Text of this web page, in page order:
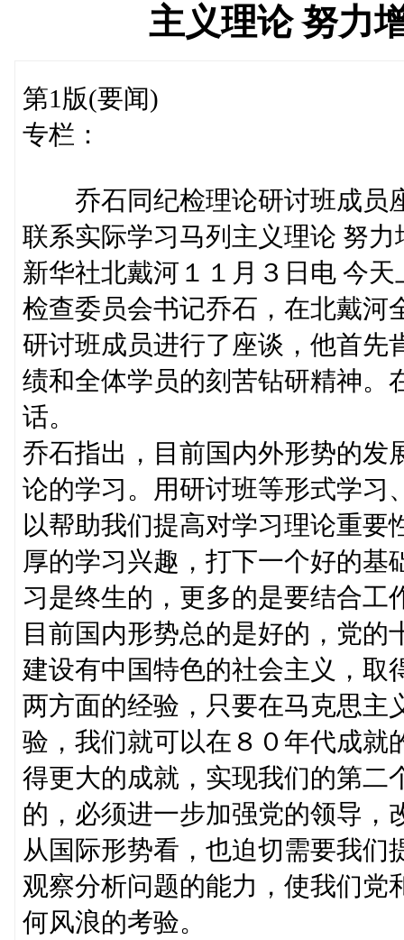
主义理论 努力
第1版(要闻)
专栏：
乔石同纪检理论研讨班成员
联系实际学习马列主义理论 努
新华社北戴河１１月３日电 今
检查委员会书记乔石，在北戴河
研讨班成员进行了座谈，他首先
绩和全体学员的刻苦钻研精神。
话。
乔石指出，目前国内外形势的发
论的学习。用研讨班等形式学习
以帮助我们提高对学习理论重
厚的学习兴趣，打下一个好的基
习是终生的，更多的是要结合工
目前国内形势总的是好的，党
建设有中国特色的社会主义，取
两方面的经验，只要在马克思主
验，我们就可以在８０年代成就
得更大的成就，实现我们的第二
的，必须进一步加强党的领导，
从国际形势看，也迫切需要我们
观察分析问题的能力，使我们党
何风浪的考验。